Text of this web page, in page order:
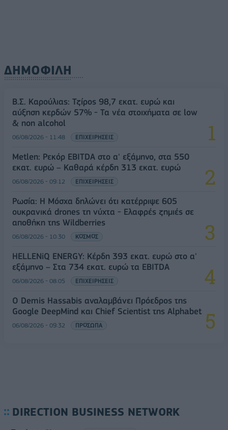
ΔΗΜΟΦΙΛΗ
Β.Σ. Καρούλιας: Τζίρος 98,7 εκατ. ευρώ και
αύξηση κερδών 57% - Τα νέα στοιχήματα σε low
& non alcohol
06/08/2026 - 11:48 ΕΠΙΧΕΙΡΗΣΕΙΣ
Metlen: Ρεκόρ EBITDA στο α' εξάμηνο, στα 550
εκατ. ευρώ – Καθαρά κέρδη 313 εκατ. ευρώ
06/08/2026 - 09:12 ΕΠΙΧΕΙΡΗΣΕΙΣ
Ρωσία: Η Μόσχα δηλώνει ότι κατέρριψε 605
ουκρανικά drones τη νύχτα - Ελαφρές ζημιές σε
αποθήκη της Wildberries
06/08/2026 - 10:30 ΚΟΣΜΟΣ
HELLENiQ ENERGY: Κέρδη 393 εκατ. ευρώ στο α'
εξάμηνο – Στα 734 εκατ. ευρώ τα EBITDA
06/08/2026 - 08:05 ΕΠΙΧΕΙΡΗΣΕΙΣ
Ο Demis Hassabis αναλαμβάνει Πρόεδρος της
Google DeepMind και Chief Scientist της Alphabet
06/08/2026 - 09:32 ΠΡΟΣΩΠΑ
DIRECTION BUSINESS NETWORK